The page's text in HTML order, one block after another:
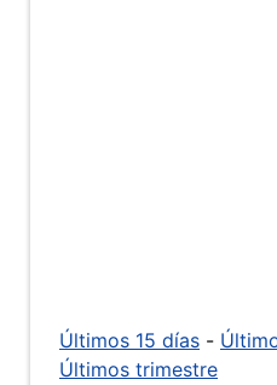
Últimos 15 días -
Últimos trimestre